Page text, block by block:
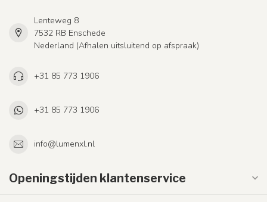
Lenteweg 8
7532 RB Enschede
Nederland (Afhalen uitsluitend op afspraak)
+31 85 773 1906
+31 85 773 1906
info@lumenxl.nl
Openingstijden klantenservice